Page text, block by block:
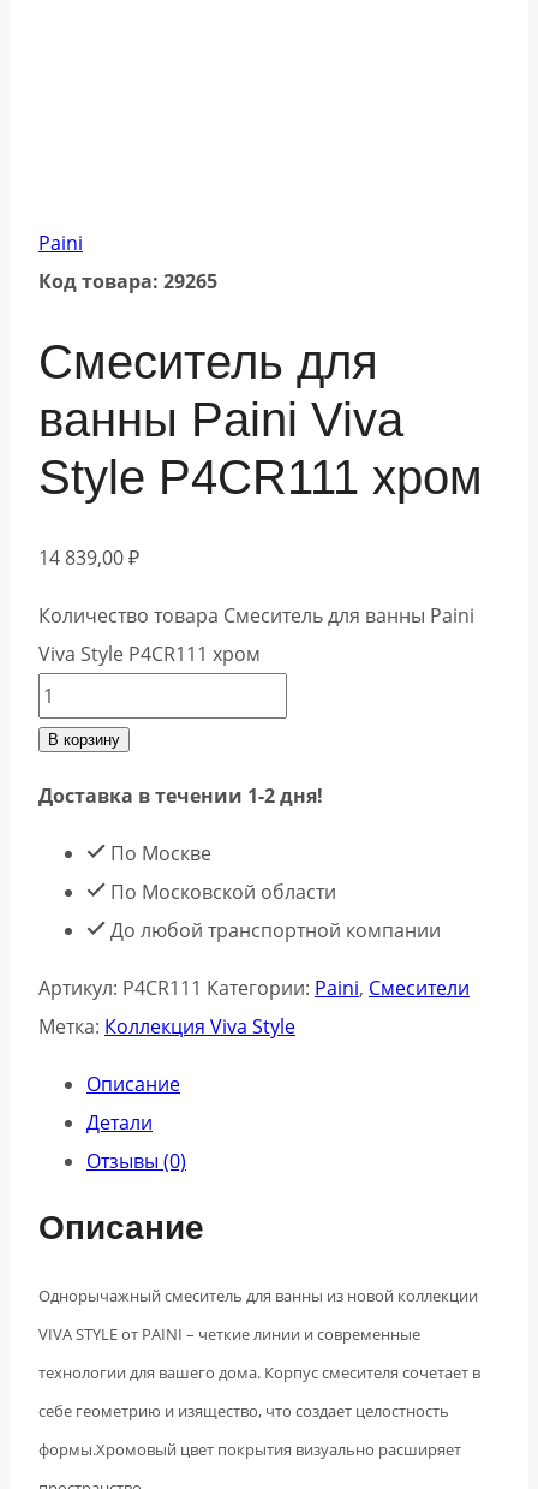
Paini
Код товара: 29265
Смеситель для
ванны Paini Viva
Style P4CR111 хром
14 839,00₽
Количество товара Смеситель для ванны Paini
Viva Style P4CR111 хром
В корзину
Доставка в течении 1-2 дня!
По Москве
По Московской области
До любой транспортной компании
Артикул: P4CR111 Категории: Paini, Смесители
Метка: Коллекция Viva Style
Описание
Детали
Отзывы (0)
Описание
Однорычажный смеситель для ванны из новой коллекции
VIVA STYLE от PAINI – четкие линии и современные
технологии для вашего дома. Корпус смесителя сочетает в
себе геометрию и изящество, что создает целостность
формы.Хромовый цвет покрытия визуально расширяет